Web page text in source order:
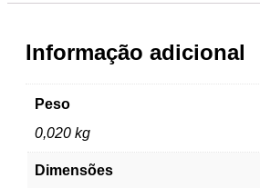
Informação adicional
Peso
0,020 kg
Dimensões